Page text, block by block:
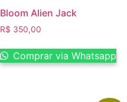
Bloom Alien Jack
R$ 350,00
Comprar via Whatsapp